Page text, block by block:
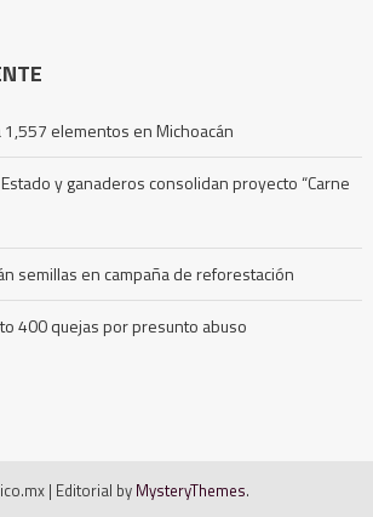
elementos en Michoacán
y ganaderos consolidan proyecto “Carne
semillas en campaña de reforestación
400 quejas por presunto abuso
| Editorial by MysteryThemes.